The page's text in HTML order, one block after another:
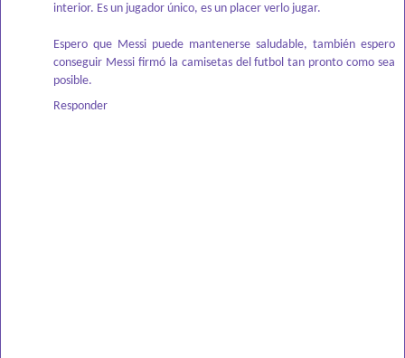
interior. Es un jugador único, es un placer verlo jugar.
Espero que Messi puede mantenerse saludable, también espero
conseguir Messi firmó la camisetas del futbol tan pronto como sea
posible.
Responder